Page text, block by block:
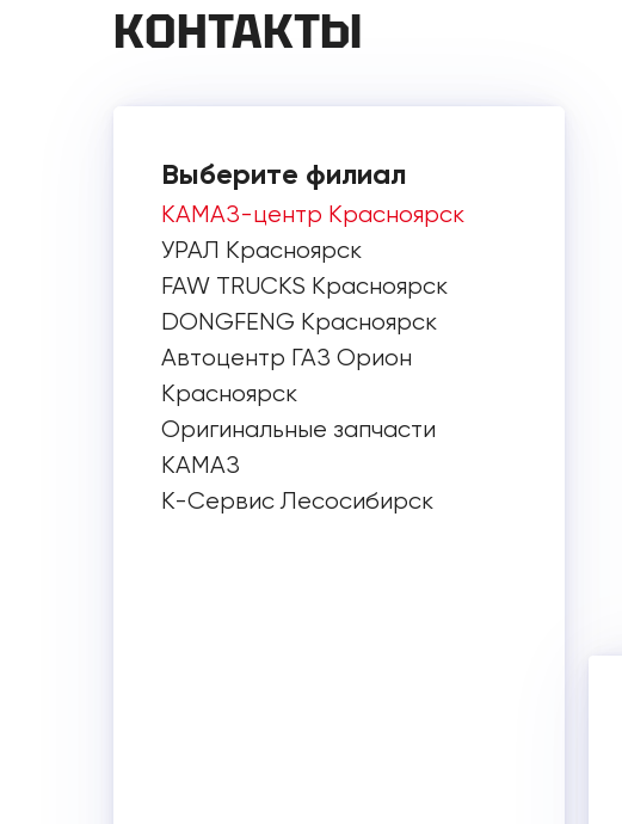
КОНТАКТЫ
Выберите филиал
КАМАЗ-центр Красноярск
УРАЛ Красноярск
FAW TRUCKS Красноярск
DONGFENG Красноярск
Автоцентр ГАЗ Орион
Красноярск
Оригинальные запчасти
КАМАЗ
К-Сервис Лесосибирск